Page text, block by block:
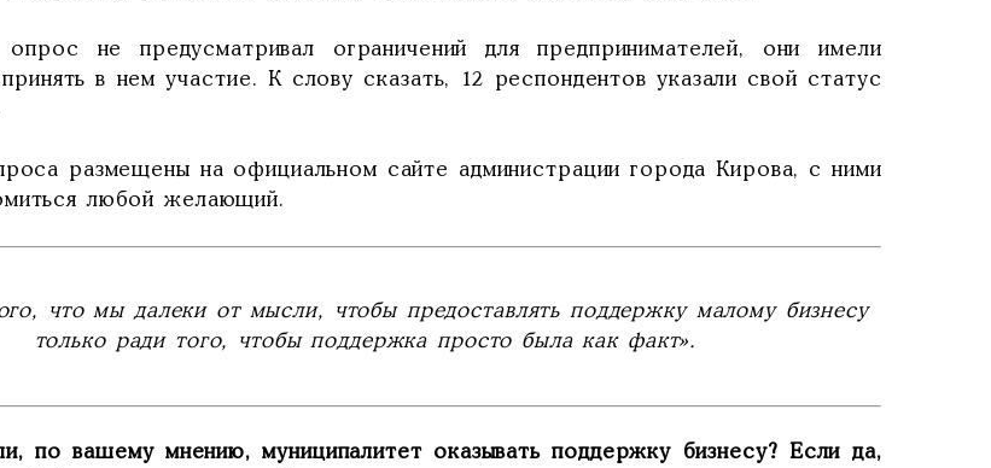
не предусматривал ограничений для предпринимателей, они имели
в нем участие. К слову сказать, 12 респондентов указали свой статус
размещены на официальном сайте администрации города Кирова, с ними
любой желающий.
что мы далеки от мысли, чтобы предоставлять поддержку малому бизнесу
только ради того, чтобы поддержка просто была как факт».
по вашему мнению, муниципалитет оказывать поддержку бизнесу? Если да,